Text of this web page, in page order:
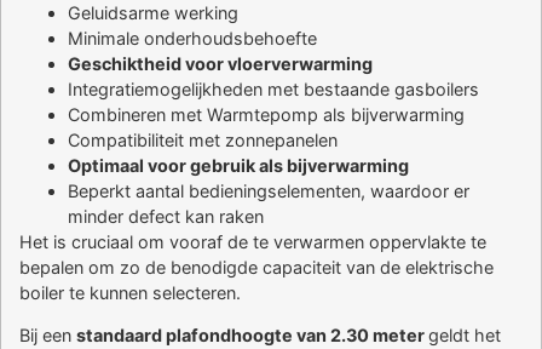
Geluidsarme werking
Minimale onderhoudsbehoefte
Geschiktheid voor vloerverwarming
Integratiemogelijkheden met bestaande gasboilers
Combineren met Warmtepomp als bijverwarming
Compatibiliteit met zonnepanelen
Optimaal voor gebruik als bijverwarming
Beperkt aantal bedieningselementen, waardoor er
minder defect kan raken
Het is cruciaal om vooraf de te verwarmen oppervlakte te
bepalen om zo de benodigde capaciteit van de elektrische
boiler te kunnen selecteren.
Bij een standaard plafondhoogte van 2.30 metergeldt het